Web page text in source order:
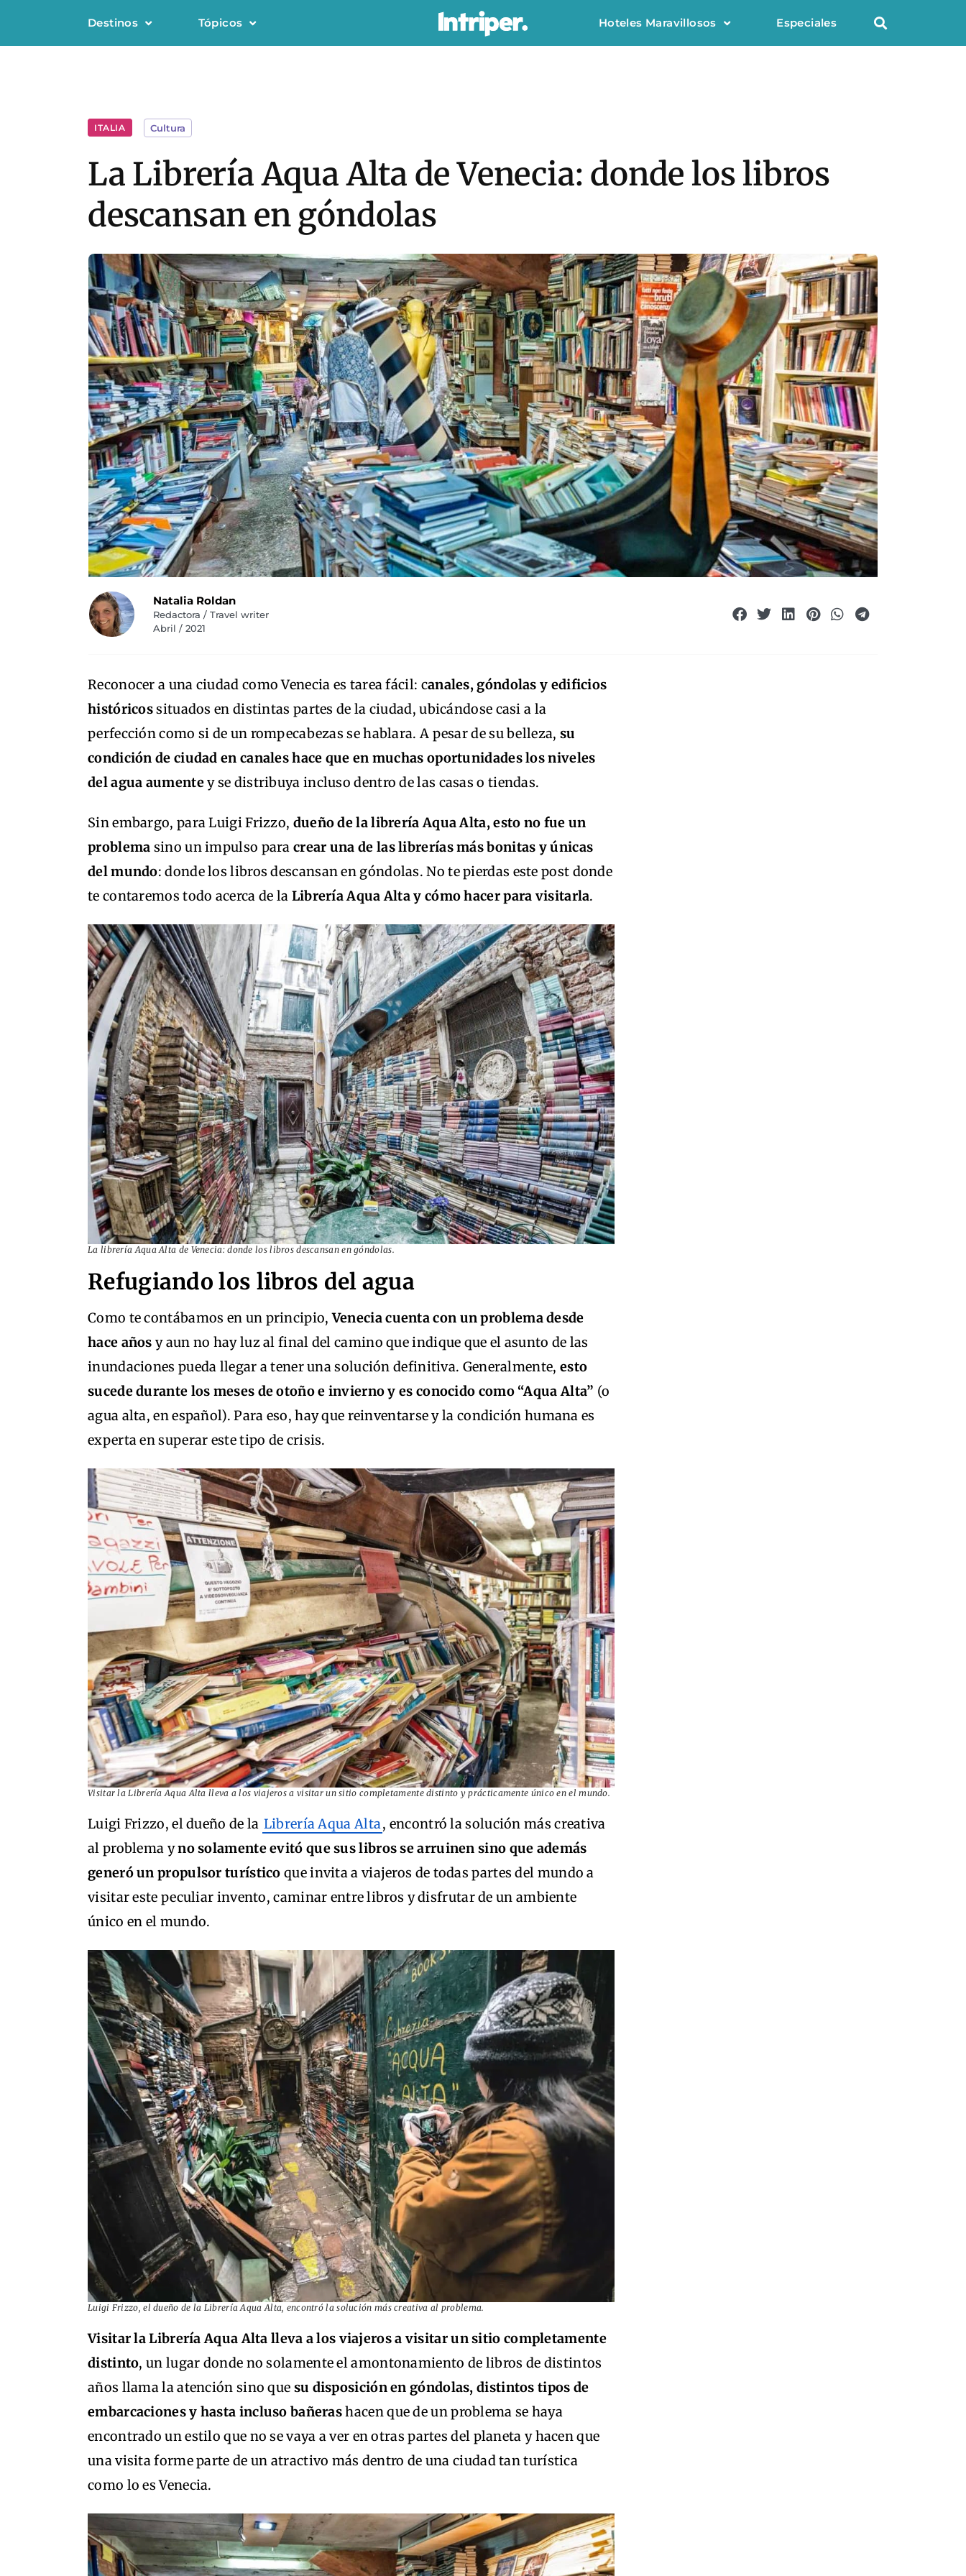
Destinos Tópicos Hoteles Maravillosos Especiales
ITALIA Cultura
La Librería Aqua Alta de Venecia: donde los libros
descansan en góndolas
Natalia Roldan
Redactora / Travel writer
Abril / 2021
Reconocer a una ciudad como Venecia es tarea fácil: canales, góndolas y edificios
históricossituados en distintas partes de la ciudad, ubicándose casi a la
perfección como si de un rompecabezas se hablara. A pesar de su belleza, su
condición de ciudad en canales hace que en muchas oportunidades los niveles
del agua aumentey se distribuya incluso dentro de las casas o tiendas.
Sin embargo, para Luigi Frizzo, dueño de la librería Aqua Alta, esto no fue un
problema sino un impulso paracrear una de las librerías más bonitas y únicas
del mundo: donde los libros descansan en góndolas. No te pierdas este post donde
te contaremos todo acerca de la Librería Aqua Alta y cómo hacer para visitarla.
La librería Aqua Alta de Venecia: donde los libros descansan en góndolas.
Refugiando los libros del agua
Como te contábamos en un principio,Venecia cuenta con un problema desde
hace años y aun no hay luz al final del camino que indique que el asunto de las
inundaciones pueda llegar a tener una solución definitiva. Generalmente, esto
sucede durante los meses de otoño e invierno y es conocido como “Aqua Alta” (o
agua alta, en español). Para eso, hay que reinventarse y la condición humana es
experta en superar este tipo de crisis.
Visitar la Librería Aqua Alta lleva a los viajeros a visitar un sitio completamente distinto y prácticamente único en el mundo.
Luigi Frizzo, el dueño de la Librería Aqua Alta, encontró la solución más creativa
al problema yno solamente evitó que sus libros se arruinen sino que además
generó un propulsor turístico que invita a viajeros de todas partes del mundo a
visitar este peculiar invento, caminar entre libros y disfrutar de un ambiente
único en el mundo.
Luigi Frizzo, el dueño de la Librería Aqua Alta, encontró la solución más creativa al problema.
Visitar la Librería Aqua Alta lleva a los viajeros a visitar un sitio completamente
distinto, un lugar donde no solamente el amontonamiento de libros de distintos
años llama la atención sino que su disposición en góndolas, distintos tipos de
embarcaciones y hasta incluso bañerashacen que de un problema se haya
encontrado un estilo que no se vaya a ver en otras partes del planeta y hacen que
una visita forme parte de un atractivo más dentro de una ciudad tan turística
como lo es Venecia.